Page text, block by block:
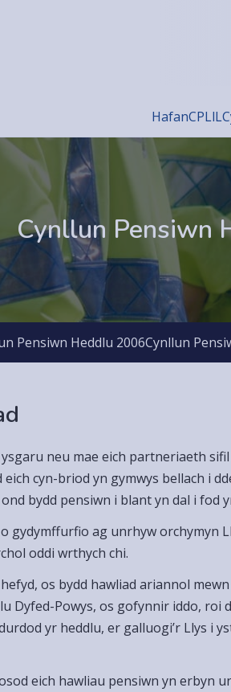
HafanCPLlL
Cynllun Pensiwn
Pensiwn Heddlu 2006Cynllun
ysgaru neu mae eich partneriaeth
eich cyn-briod yn gymwys bellach i
bydd pensiwn i blant yn dal i fod
gydymffurfio ag unrhyw orchymyn
oddi wrthych chi.
os bydd hawliad ariannol
Dyfed-Powys, os gofynnir iddo,
yr heddlu, er galluogi’r Llys i
osod eich hawliau pensiwn yn erbyn